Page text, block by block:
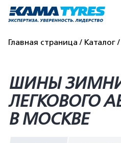
Главная страница Каталог
ШИНЫ
ЛЕГКОВОГО
В МОСКВЕ